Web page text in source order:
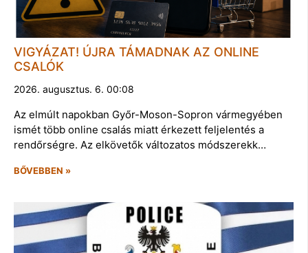
VIGYÁZAT! ÚJRA TÁMADNAK AZ ONLINE
CSALÓK
2026. augusztus. 6. 00:08
Az elmúlt napokban Győr-Moson-Sopron vármegyében
ismét több online csalás miatt érkezett feljelentés a
rendőrségre. Az elkövetők változatos módszerekk…
BŐVEBBEN »